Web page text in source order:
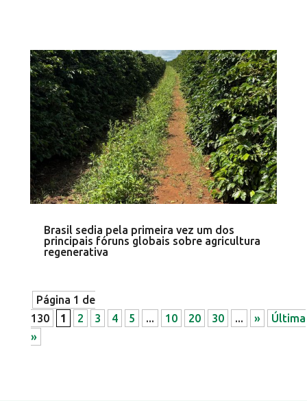
Brasil sedia pela primeira vez um dos
principais fóruns globais sobre agricultura
regenerativa
Página 1 de
130
1 2 3 4 5 ... 10 20 30 ... »
Última
»